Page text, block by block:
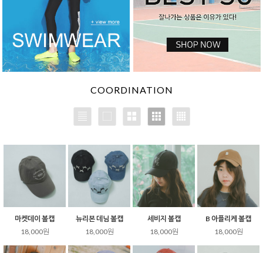
COORDINATION
마켓데이 볼캡
18,000원
뉴리본 데님 볼캡
18,000원
세비지 볼캡
18,000원
B 아플리케 볼캡
18,000원